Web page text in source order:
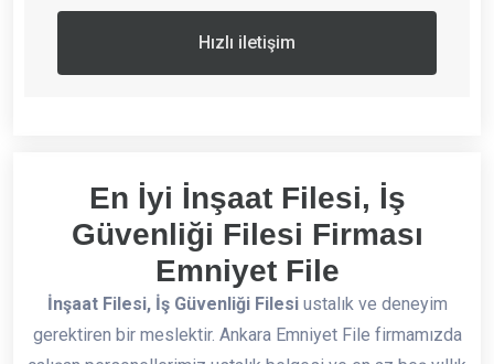
Hızlı iletişim
En İyi İnşaat Filesi, İş
Güvenliği Filesi Firması
Emniyet File
İnşaat Filesi, İş Güvenliği Filesiustalık ve deneyim
gerektiren bir meslektir. Ankara Emniyet File firmamızda